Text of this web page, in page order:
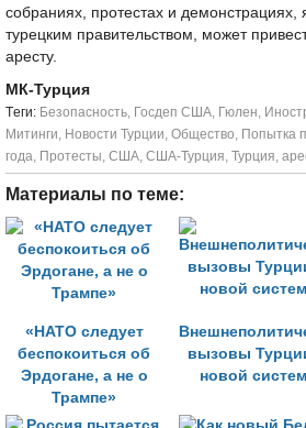
собраниях, протестах и
турецким правительством, может
аресту.
МК-Турция
Tеги: Безопасность, Госдеп США, Гюлен,
Митинги, Новости Турции, Общество, Попытка
года, Протесты, США, США-Турция, Турция,
Материалы по теме:
«НАТО следует
беспокоиться об
Эрдогане, а не о
Трампе»
вызовы
новой